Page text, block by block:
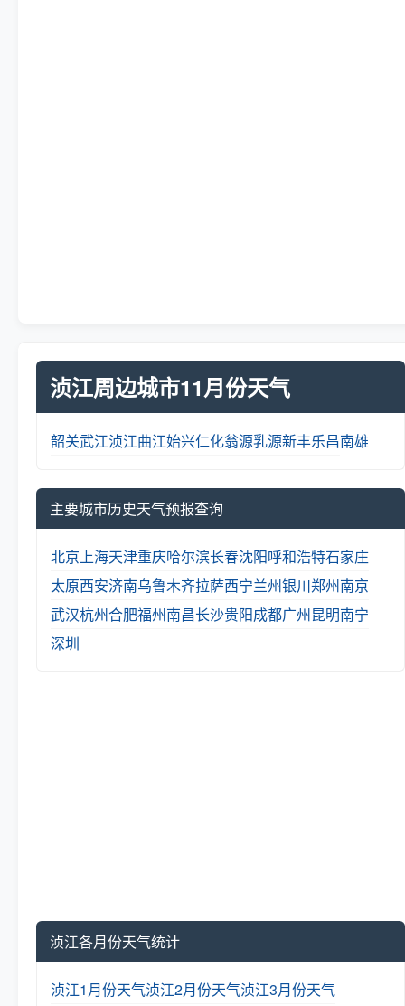
浈江周边城市11月份天气
韶关武江浈江曲江始兴仁化翁源乳源新丰乐昌南雄
主要城市历史天气预报查询
北京 上海天津重庆哈尔滨长春沈阳呼和浩特石家庄
太原西安济南乌鲁木齐拉萨西宁兰州银川郑州南京
武汉杭州合肥福州南昌长沙贵阳成都广州昆明南宁
深圳
浈江各月份天气统计
浈江1月份天气浈江2月份天气浈江3月份天气